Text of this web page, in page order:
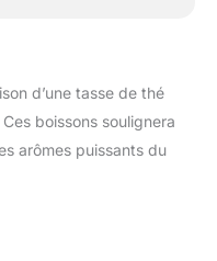
d’une tasse de thé
boissons soulignera
arômes puissants du